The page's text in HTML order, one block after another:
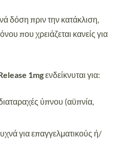
δόση πριν την κατάκλιση,
που χρειάζεται κανείς για
1mgενδείκνυται για:
ύπνου (αϋπνία,
για επαγγελματικούς ή/